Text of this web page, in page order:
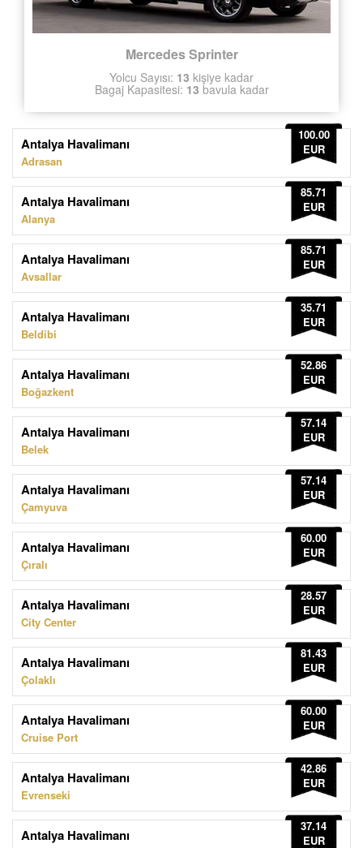
Mercedes Sprinter
Yolcu Sayısı: 13 kişiye kadar
Bagaj Kapasitesi: 13 bavula kadar
Antalya Havalimanı
Adrasan
100.00
EUR
Antalya Havalimanı
Alanya
85.71
EUR
Antalya Havalimanı
Avsallar
85.71
EUR
Antalya Havalimanı
Beldibi
35.71
EUR
Antalya Havalimanı
Boğazkent
52.86
EUR
Antalya Havalimanı
Belek
57.14
EUR
Antalya Havalimanı
Çamyuva
57.14
EUR
Antalya Havalimanı
Çıralı
60.00
EUR
Antalya Havalimanı
City Center
28.57
EUR
Antalya Havalimanı
Çolaklı
81.43
EUR
Antalya Havalimanı
Cruise Port
60.00
EUR
Antalya Havalimanı
Evrenseki
42.86
EUR
Antalya Havalimanı
37.14
EUR